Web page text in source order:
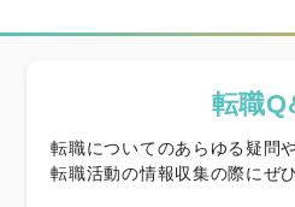
転職
転職についてのあらゆる疑問
転職活動の情報収集の際にぜ